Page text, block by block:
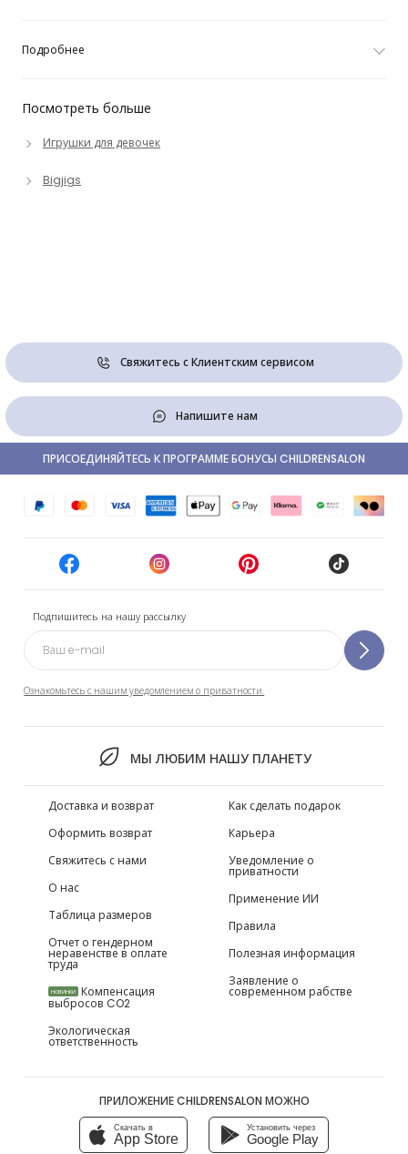
Посмотреть больше
Игрушки для девочек
Bigjigs
Подробнее
Свяжитесь с Клиентским сервисом
Напишите нам
Подпишитесь на нашу рассылку
Ознакомьтесь с нашим уведомлением о приватности.
МЫ ЛЮБИМ НАШУ ПЛАНЕТУ
ПРИСОЕДИНЯЙТЕСЬ К ПРОГРАММЕ БОНУСЫ CHILDRENSALON
Доставка и возврат
Оформить возврат
Свяжитесь с нами
О нас
Таблица размеров
Отчет о гендерном
неравенстве в оплате
труда
НОВИНКИ Компенсация
выбросов CO2
Экологическая
ответственность
Как сделать подарок
Карьера
Уведомление о
приватности
Применение ИИ
Правила
Полезная информация
Заявление о
современном рабстве
ПРИЛОЖЕНИЕ CHILDRENSALON МОЖНО
Скачать в
App Store
Установить через
Google Play